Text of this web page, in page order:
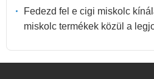
Fedezd fel e cigi miskolc
miskolc termékek közül a